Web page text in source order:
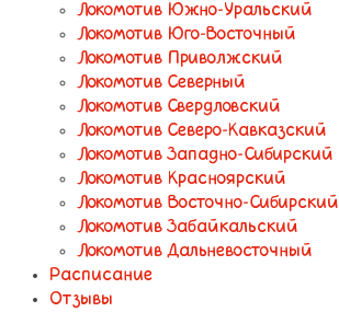
Локомотив Южно-Уральский
Локомотив Юго-Восточный
Локомотив Приволжский
Локомотив Северный
Локомотив Свердловский
Локомотив Северо-Кавказский
Локомотив Западно-Сибирский
Локомотив Красноярский
Локомотив Восточно-Сибирский
Локомотив Забайкальский
Локомотив Дальневосточный
Расписание
Отзывы